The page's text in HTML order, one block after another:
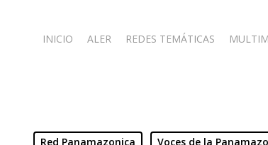
INICIO ALER REDES TEMÁTICAS
Red Panamazonica Voces de la